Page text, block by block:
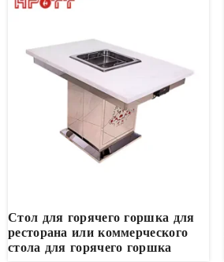
Стол для горячего горшка для
ресторана или коммерческого
стола для горячего горшка